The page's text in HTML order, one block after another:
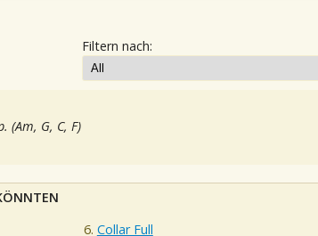
Filtern nach:
(Am, G, C, F)
Collar Full